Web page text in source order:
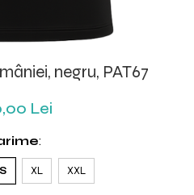
negru, PAT67
Lei
:
S XL XXL